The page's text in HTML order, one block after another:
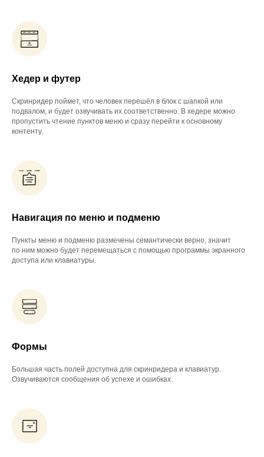
Хедер и футер
Скринридер поймет, что человек перешёл в блок с шапкой или
подвалом, и будет озвучивать их соответственно. В хедере можно
пропустить чтение пунктов меню и сразу перейти к основному
контенту.
Навигация по меню и подменю
Пункты меню и подменю размечены семантически верно, значит
по ним можно будет перемещаться с помощью программы экранного
доступа или клавиатуры.
Формы
Большая часть полей доступна для скринридера и клавиатур.
Озвучиваются сообщения об успехе и ошибках.